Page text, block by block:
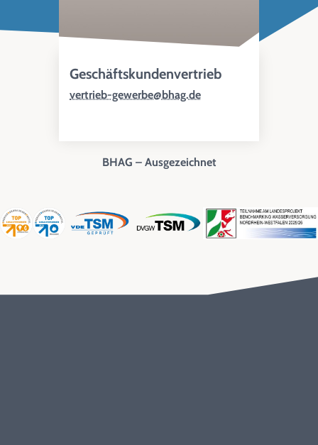
Geschäftskundenvertrieb
vertrieb-gewerbe@bhag.de
BHAG – Ausgezeichnet